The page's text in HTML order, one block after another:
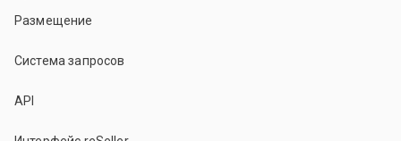
Размещение
Система запросов
API